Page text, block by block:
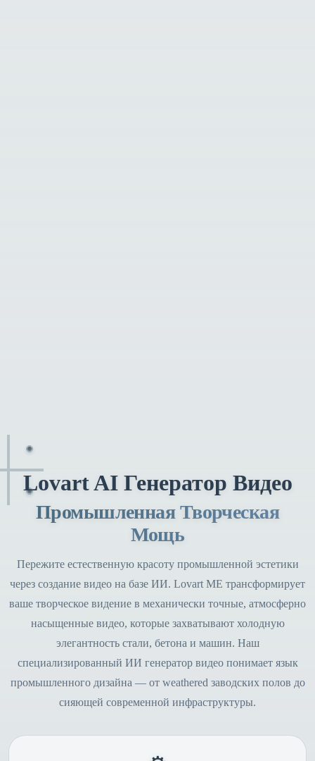
Lovart AI Генератор Видео
Промышленная Творческая
Мощь
Пережите естественную красоту промышленной эстетики
через создание видео на базе ИИ. Lovart ME трансформирует
ваше творческое видение в механически точные, атмосферно
насыщенные видео, которые захватывают холодную
элегантность стали, бетона и машин. Наш
специализированный ИИ генератор видео понимает язык
промышленного дизайна — от weathered заводских полов до
сияющей современной инфраструктуры.